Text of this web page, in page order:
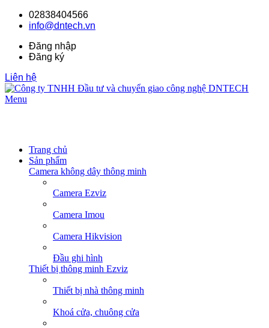
02838404566
info@dntech.vn
Đăng nhập
Đăng ký
Liên hệ
Menu
Trang chủ
Sản phẩm
Camera không dây thông minh
Camera Ezviz
Camera Imou
Camera Hikvision
Đầu ghi hình
Thiết bị thông minh Ezviz
Thiết bị nhà thông minh
Khoá cửa, chuông cửa